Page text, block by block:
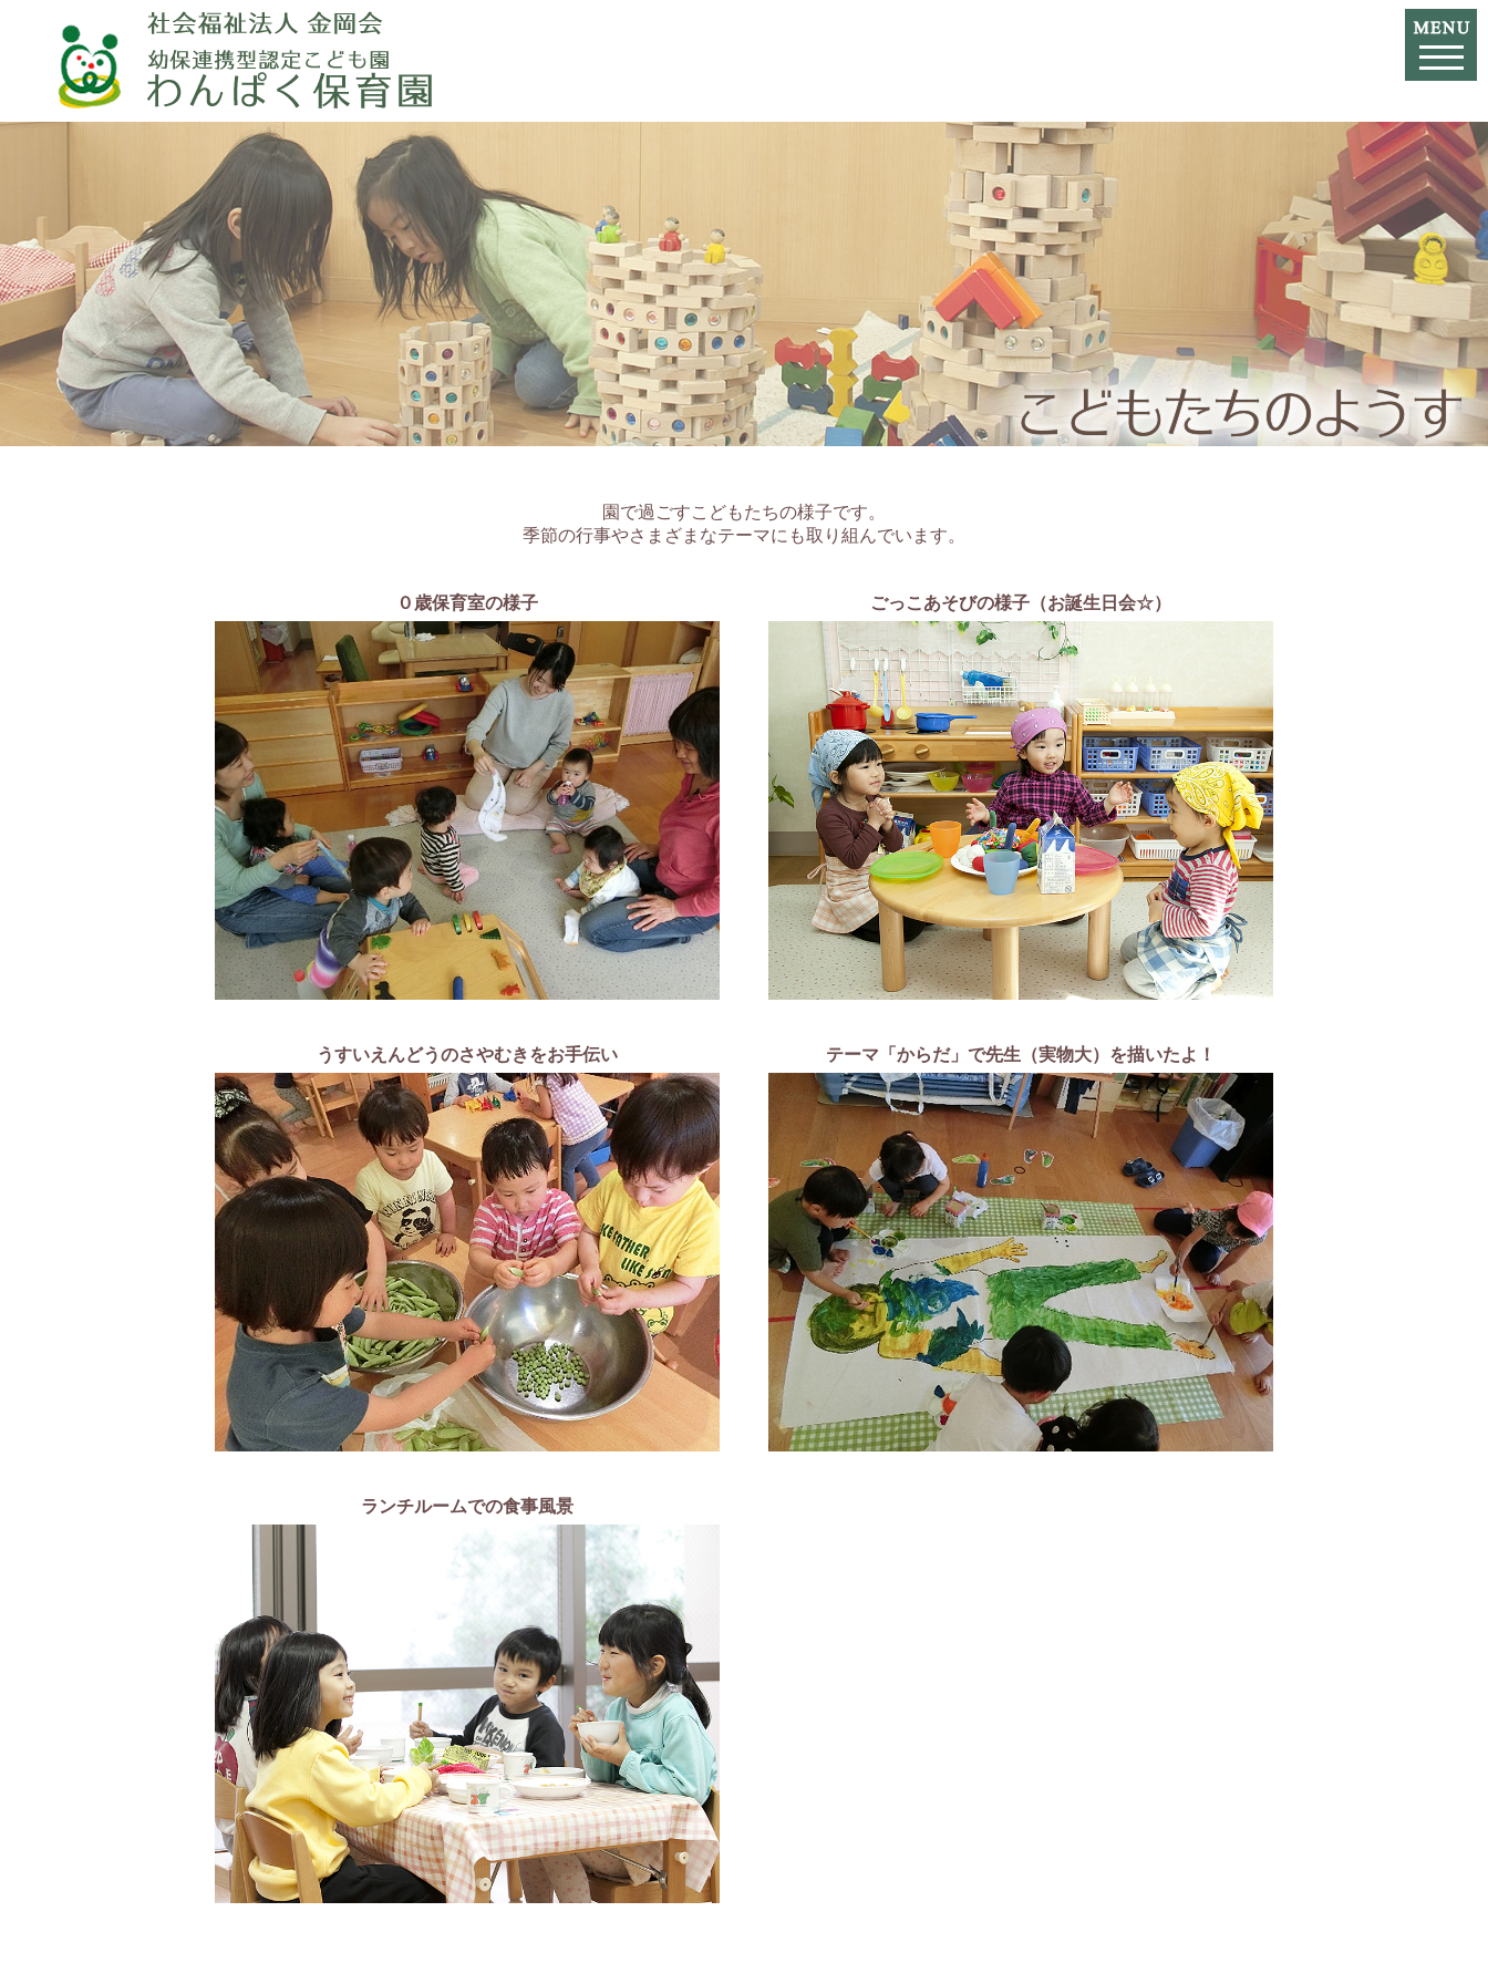
こどもたちのようす
園で過ごすこどもたちの様子です。
季節の行事やさまざまなテーマにも取り組んでいます。
０歳保育室の様子 ごっこあそびの様子（お誕生日会☆）
うすいえんどうのさやむきをお手伝い テーマ「からだ」で先生（実物大）を描いたよ！
ランチルームでの食事風景